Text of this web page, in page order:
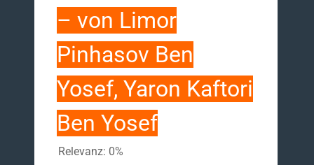
– von Limor
Pinhasov Ben
Yosef, Yaron Kaftori
Ben Yosef
Relevanz: 0%